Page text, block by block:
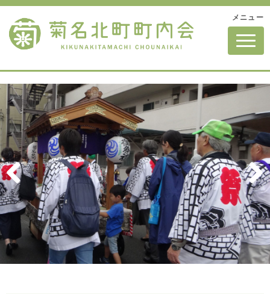
メニュー
N
a
v
a
o
n
Pre
vio
us
Nex
t